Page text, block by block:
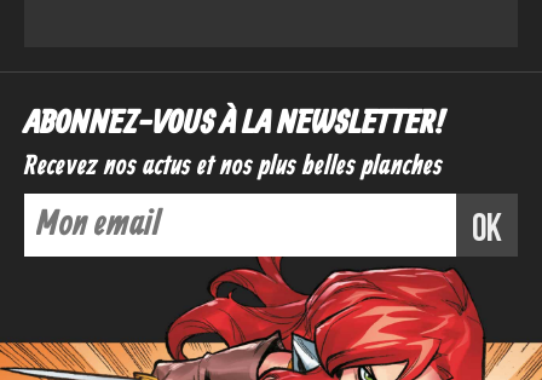
Voir
Ajouter au panier
ABONNEZ-VOUS À LA NEWSLETTER !
Recevez nos actus et nos plus belles planches
ok